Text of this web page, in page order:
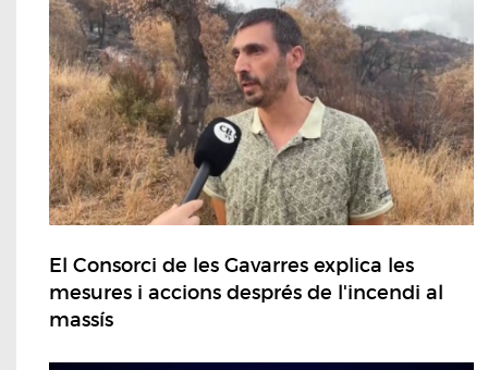
El Consorci de les Gavarres explica les
mesures i accions després de l'incendi al
massís